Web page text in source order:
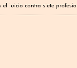
juicio contra siete